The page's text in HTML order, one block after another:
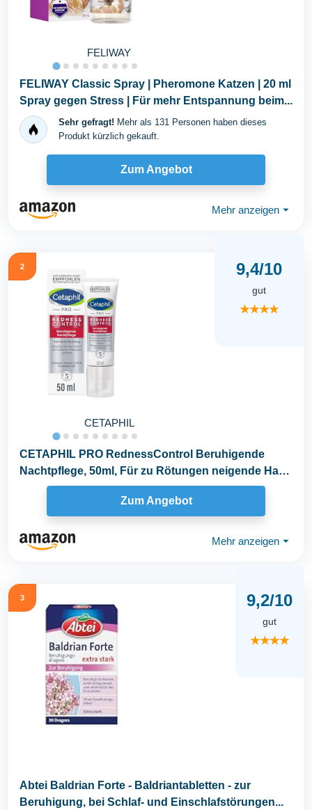
FELIWAY
FELIWAY Classic Spray | Pheromone Katzen | 20 ml
Spray gegen Stress | Für mehr Entspannung beim...
Sehr gefragt! Mehr als 131 Personen haben dieses
Produkt kürzlich gekauft.
Zum Angebot
Mehr anzeigen ⏷
2
CETAPHIL
9,4/10
gut
★★★★
CETAPHIL PRO RednessControl Beruhigende
Nachtpflege, 50ml, Für zu Rötungen neigende Haut,
Beruhigt...
Zum Angebot
Mehr anzeigen ⏷
3 9,2/10
gut
★★★★
Abtei Baldrian Forte - Baldriantabletten - zur
Beruhigung, bei Schlaf- und Einschlafstörungen...